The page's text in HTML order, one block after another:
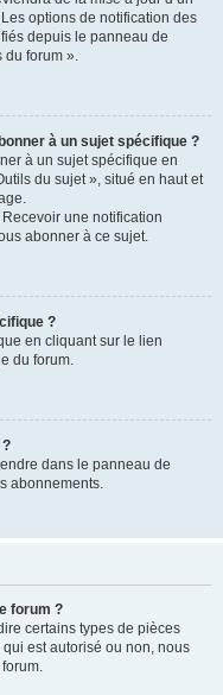
options de notification des
depuis le panneau de
du forum ».
à un sujet spécifique ?
à un sujet spécifique en
du sujet », situé en haut et
une notification
abonner à ce sujet.
?
en cliquant sur le lien
du forum.
dans le panneau de
abonnements.
forum ?
certains types de pièces
est autorisé ou non, nous